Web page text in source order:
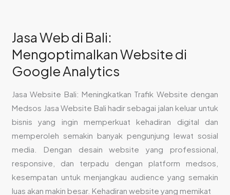
Jasa Web di Bali:
Mengoptimalkan Website di
Google Analytics
Jasa Website Bali: Meningkatkan Trafik Website dengan
Medsos Jasa Website Bali hadir sebagai jalan keluar untuk
bisnis yang ingin memperkuat kehadiran digital dan
memperoleh semakin banyak pengunjung lewat sosial
media. Dengan desain website yang professional,
responsive, dan terpadu dengan platform medsos,
kesempatan untuk menjangkau audience yang semakin
luas akan makin besar. Kehadiran website yang memikat
di
Bali:
Mengoptimalkan
Website
di
Google
Analytics